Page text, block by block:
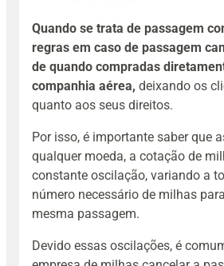
Quando se trata de passagem
regras em caso de passagem
de quando compradas
companhia aérea, deixando os
quanto aos seus direitos.
Por isso, é importante saber que
qualquer moeda, a cotação de
constante oscilação, variando a
número necessário de milhas
mesma passagem.
Devido essas oscilações, é